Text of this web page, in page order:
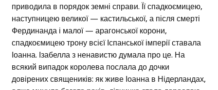
приводила в порядок земні справи. Її спадкоємицею,
наступницею великої — кастильської, а після смерті
Фердинанда і малої — арагонської корони,
спадкоємицею трону всієї Іспанської імперії ставала
Іоанна. Ізабелла з ненавистю думала про це. На
всякий випадок королева послала до дочки
довірених священиків: як живе Іоанна в Нідерландах,